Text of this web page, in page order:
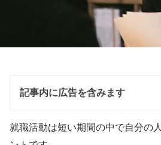
記事内に広告を含みます
就職活動は短い期間の中で自分の